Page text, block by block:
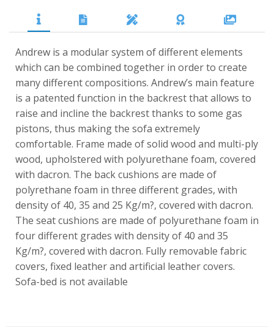
Andrew is a modular system of different elements
which can be combined together in order to create
many different compositions. Andrew’s main feature
is a patented function in the backrest that allows to
raise and incline the backrest thanks to some gas
pistons, thus making the sofa extremely
comfortable. Frame made of solid wood and multi-ply
wood, upholstered with polyurethane foam, covered
with dacron. The back cushions are made of
polyrethane foam in three different grades, with
density of 40, 35 and 25 Kg/m?, covered with dacron.
The seat cushions are made of polyurethane foam in
four different grades with density of 40 and 35
Kg/m?, covered with dacron. Fully removable fabric
covers, fixed leather and artificial leather covers.
Sofa-bed is not available